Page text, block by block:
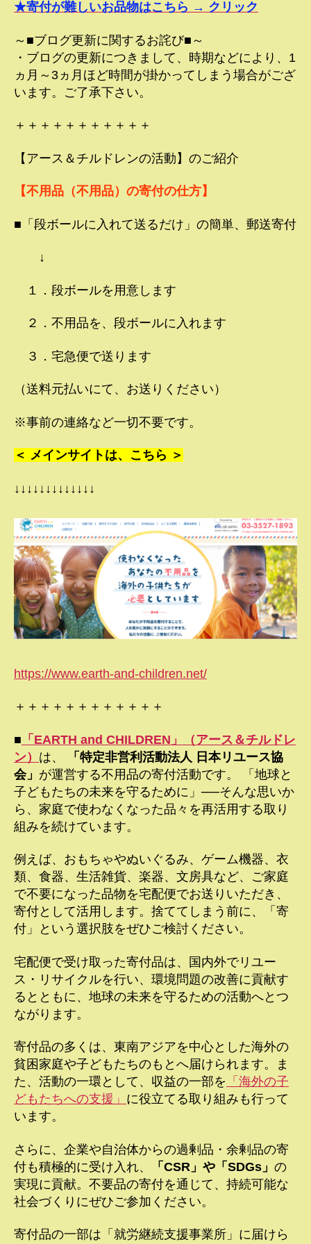
★寄付が難しいお品物はこちら → クリック
～■ブログ更新に関するお詫び■～
・ブログの更新につきまして、時期などにより、1
ヵ月～3ヵ月ほど時間が掛かってしまう場合がござ
います。ご了承下さい。
＋＋＋＋＋＋＋＋＋＋＋
【アース＆チルドレンの活動】のご紹介
【不用品（不用品）の寄付の仕方】
■「段ボールに入れて送るだけ」の簡単、郵送寄付
↓
１．段ボールを用意します
２．不用品を、段ボールに入れます
３．宅急便で送ります
（送料元払いにて、お送りください）
※事前の連絡など一切不要です。
＜ メインサイトは、こちら ＞
↓↓↓↓↓↓↓↓↓↓↓↓↓
https://www.earth-and-children.net/
＋＋＋＋＋＋＋＋＋＋＋＋
■ 「EARTH and CHILDREN」（アース＆チルドレ
ン） は、
「特定非営利活動法人 日本リユース協
会」 が運営する不用品の寄付活動です。 「地球と
子どもたちの未来を守るために」──そんな思いか
ら、家庭で使わなくなった品々を再活用する取り
組みを続けています。
例えば、おもちゃやぬいぐるみ、ゲーム機器、衣
類、食器、生活雑貨、楽器、文房具など、ご家庭
で不要になった品物を宅配便でお送りいただき、
寄付として活用します。捨ててしまう前に、「寄
付」という選択肢をぜひご検討ください。
宅配便で受け取った寄付品は、国内外でリユー
ス・リサイクルを行い、環境問題の改善に貢献す
るとともに、地球の未来を守るための活動へとつ
ながります。
寄付品の多くは、東南アジアを中心とした海外の
貧困家庭や子どもたちのもとへ届けられます。ま
た、活動の一環として、収益の一部を 「海外の子
どもたちへの支援」 に役立てる取り組みも行って
います。
さらに、企業や自治体からの過剰品・余剰品の寄
付も積極的に受け入れ、
「CSR」や「SDGs」 の
実現に貢献。不要品の寄付を通じて、持続可能な
社会づくりにぜひご参加ください。
寄付品の一部は「就労継続支援事業所」に届けら